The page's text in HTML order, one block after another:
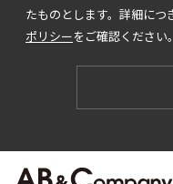
たものとします。詳細に
ポリシーをご確認ください。